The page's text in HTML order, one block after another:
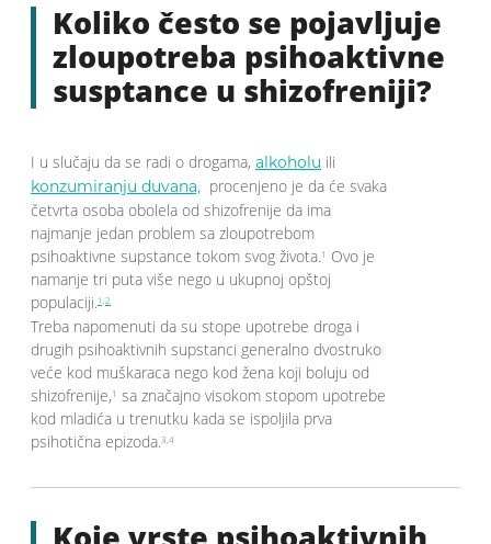
Koliko često se pojavljuje
zloupotreba psihoaktivne
susptance u shizofreniji?
I u slučaju da se radi o drogama, alkoholu ili
konzumiranju duvana, procenjeno je da će svaka
četvrta osoba obolela od shizofrenije da ima
najmanje jedan problem sa zloupotrebom
psihoaktivne supstance tokom svog života.1
Ovo je
namanje tri puta više nego u ukupnoj opštoj
populaciji.1,2
Treba napomenuti da su stope upotrebe droga i
drugih psihoaktivnih supstanci generalno dvostruko
veće kod muškaraca nego kod žena koji boluju od
shizofrenije,1 sa značajno visokom stopom upotrebe
kod mladića u trenutku kada se ispoljila prva
psihotična epizoda.3,4